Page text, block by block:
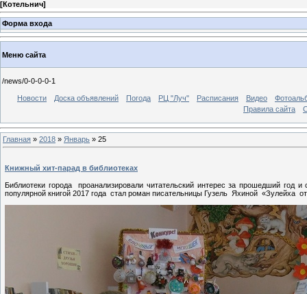
[Котельнич]
Форма входа
Меню сайта
/news/0-0-0-0-1
Новости Доска объявлений Погода РЦ "Луч" Расписания Видео
Правила сайта
Главная » 2018 » Январь » 25
Книжный хит-парад в библиотеках
Библиотеки города проанализировали читательский интерес за прошедший
популярной книгой 2017 года стал роман писательницы Гузель Яхиной «Зулейха